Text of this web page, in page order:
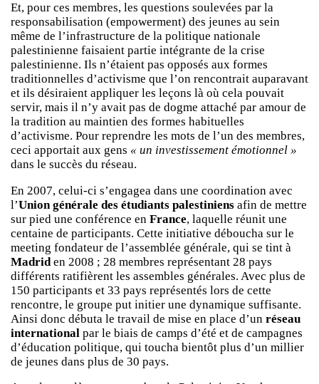
Et, pour ces membres, les questions soulevées par la
responsabilisation (empowerment) des jeunes au sein
même de l’infrastructure de la politique nationale
palestinienne faisaient partie intégrante de la crise
palestinienne. Ils n’étaient pas opposés aux formes
traditionnelles d’activisme que l’on rencontrait auparavant
et ils désiraient appliquer les leçons là où cela pouvait
servir, mais il n’y avait pas de dogme attaché par amour de
la tradition au maintien des formes habituelles
d’activisme. Pour reprendre les mots de l’un des membres,
ceci apportait aux gens « un investissement émotionnel »
dans le succès du réseau.
En 2007, celui-ci s’engagea dans une coordination avec
l’Union générale des étudiants palestiniens afin de mettre
sur pied une conférence en France, laquelle réunit une
centaine de participants. Cette initiative déboucha sur le
meeting fondateur de l’assemblée générale, qui se tint à
Madrid en 2008 ; 28 membres représentant 28 pays
différents ratifièrent les assembles générales. Avec plus de
150 participants et 33 pays représentés lors de cette
rencontre, le groupe put initier une dynamique suffisante.
Ainsi donc débuta le travail de mise en place d’un réseau
international par le biais de camps d’été et de campagnes
d’éducation politique, qui toucha bientôt plus d’un millier
de jeunes dans plus de 30 pays.